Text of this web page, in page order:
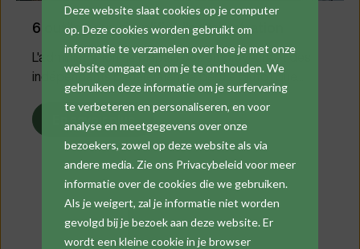
Deze website slaat cookies op je computer
op. Deze cookies worden gebruikt om
informatie te verzamelen over hoe je met onze
website omgaat en om je te onthouden. We
gebruiken deze informatie om je surfervaring
te verbeteren en personaliseren, en voor
analyse en meetgegevens over onze
bezoekers, zowel op deze website als via
andere media. Zie ons Privacybeleid voor meer
informatie over de cookies die we gebruiken.
Als je weigert, zal je informatie niet worden
gevolgd bij je bezoek aan deze website. Er
wordt een kleine cookie in je browser
6 outils pour simplifier l'administration
L'administration : la plupart des employeurs et des
indépendants préféreraient la perdre plutôt que...
En savoir plus
1 2 Next